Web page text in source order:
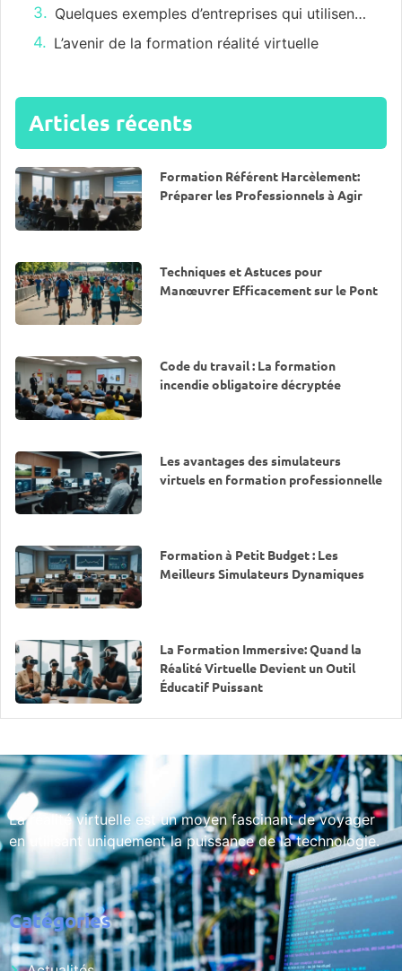
Quelques exemples d’entreprises qui utilisent la formation réalité virtuelle
L’avenir de la formation réalité virtuelle
Articles récents
Formation Référent Harcèlement:
Préparer les Professionnels à Agir
Techniques et Astuces pour
Manœuvrer Efficacement sur le Pont
Code du travail : La formation
incendie obligatoire décryptée
Les avantages des simulateurs
virtuels en formation professionnelle
Formation à Petit Budget : Les
Meilleurs Simulateurs Dynamiques
La Formation Immersive: Quand la
Réalité Virtuelle Devient un Outil
Éducatif Puissant
La réalité virtuelle est un moyen fascinant de voyager
en utilisant uniquement la puissance de la technologie.
Catégories